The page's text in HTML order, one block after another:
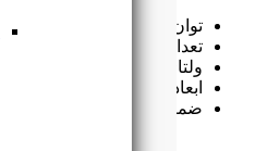
توان مصرفی (w): 3 وات
تعداد در کارتن: 40 عدد
ولتاژ: 220v
ابعاد (mm): H=80 Ø=80
ضمانت (ماه): 24 ماه ضمانت تعویض